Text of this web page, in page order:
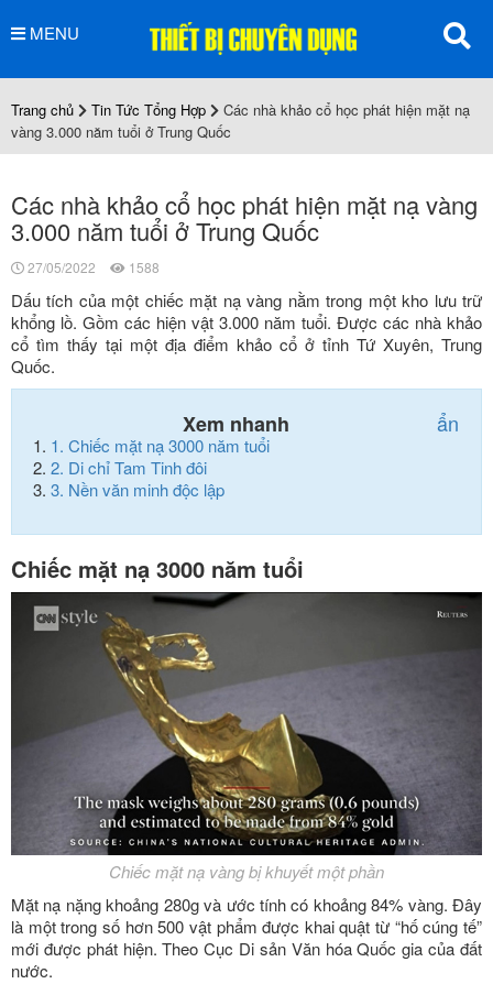
MENU
Trang chủ Tin Tức Tổng Hợp
Các nhà khảo cổ học phát hiện mặt nạ
vàng 3.000 năm tuổi ở Trung Quốc
Các nhà khảo cổ học phát hiện mặt nạ vàng
3.000 năm tuổi ở Trung Quốc
27/05/2022 1588
Dấu tích của một chiếc mặt nạ vàng nằm trong một kho lưu trữ
khổng lồ. Gồm các hiện vật 3.000 năm tuổi. Được các nhà khảo
cổ tìm thấy tại một địa điểm khảo cổ ở tỉnh Tứ Xuyên, Trung
Quốc.
Xem nhanh ẩn
1. Chiếc mặt nạ 3000 năm tuổi
2. Di chỉ Tam Tinh đôi
3. Nền văn minh độc lập
Chiếc mặt nạ 3000 năm tuổi
Chiếc mặt nạ vàng bị khuyết một phần
Mặt nạ nặng khoảng 280g và ước tính có khoảng 84% vàng. Đây
là một trong số hơn 500 vật phẩm được khai quật từ “hố cúng tế”
mới được phát hiện. Theo Cục Di sản Văn hóa Quốc gia của đất
nước.